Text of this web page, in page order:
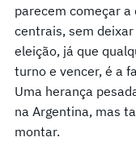
parecem começar
centrais, sem
eleição, já que
turno e vencer, é a
Uma herança
na Argentina, mas
montar.